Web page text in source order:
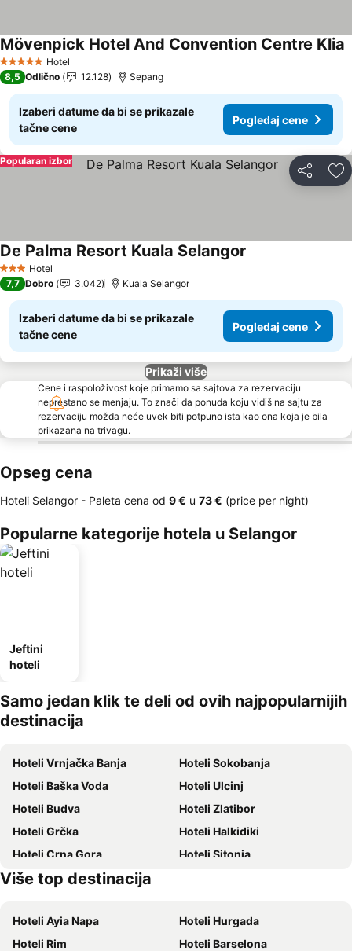
5 ZvezdiceHotel
Mövenpick Hotel And Convention Centre Klia
8,5 Odlično 12.128 Sepang
Izaberi datume da bi se prikazale
tačne cene
Pogledaj cene
Deli
Popularan izbor
3 Zvezdice
Hotel
De Palma Resort Kuala Selangor
7,7 Dobro 3.042 Kuala Selangor
Izaberi datume da bi se prikazale
tačne cene
Pogledaj cene
Prikaži više
Cene i raspoloživost koje primamo sa sajtova za rezervaciju
neprestano se menjaju. To znači da ponuda koju vidiš na sajtu za
rezervaciju možda neće uvek biti potpuno ista kao ona koja je bila
prikazana na trivagu.
Opseg cena
Hoteli Selangor - Paleta cena od ‎9 € u ‎73 € (price per night)
Popularne kategorije hotela u Selangor
Jeftini
hoteli
Samo jedan klik te deli od ovih najpopularnijih
destinacija
Hoteli Vrnjačka Banja
Hoteli Sokobanja
Hoteli Baška Voda
Hoteli Ulcinj
Hoteli Budva
Hoteli Zlatibor
Hoteli Grčka
Hoteli Halkidiki
Hoteli Crna Gora
Hoteli Sitonia
Hoteli Krit
Više top destinacija
Hoteli Ayia Napa
Hoteli Hurgada
Hoteli Rim
Hoteli Barselona